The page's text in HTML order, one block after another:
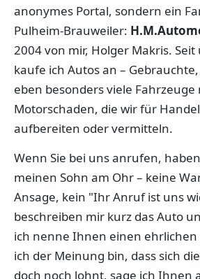
anonymes Portal, sondern ein
Pulheim-Brauweiler:
2004 von mir, Holger Makris. Seit
kaufe ich Autos an –
eben besonders viele Fahrzeuge
Motorschaden, die wir für
aufbereiten oder vermitteln.
Wenn Sie bei uns anrufen,
meinen Sohn am Ohr – keine
Ansage, kein "Ihr Anruf ist uns
beschreiben mir kurz das Auto
ich nenne Ihnen einen ehrlichen
ich der Meinung bin, dass sich
doch noch lohnt, sage ich Ihnen